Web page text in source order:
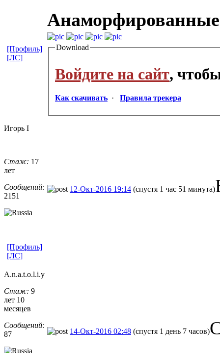
Download
Войдите на сайт,
Как скачивать · Правила трекера
[Профиль]
[ЛС]
Игорь I
Стаж: 17
лет
Сообщений:
2151
12-Окт-2016 19:14 (спустя 1 час 51 минута)
[Профиль]
[ЛС]
A.n.a.t.o.l.​i.y
Стаж: 9
лет 10
месяцев
Сообщений:
87
14-Окт-2016 02:48 (спустя 1 день 7 часов)